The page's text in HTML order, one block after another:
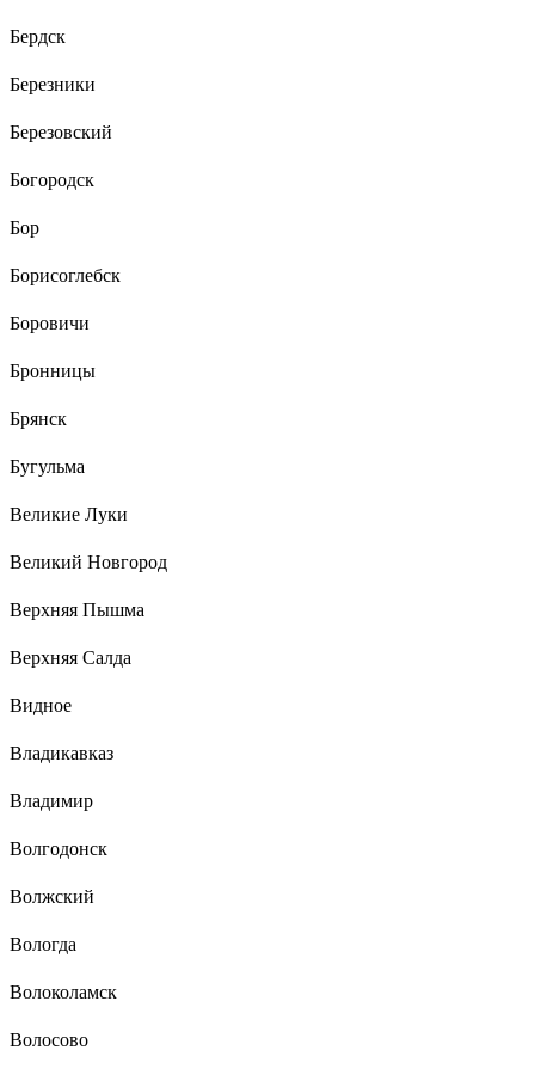
Бердск
Березники
Березовский
Богородск
Бор
Борисоглебск
Боровичи
Бронницы
Брянск
Бугульма
Великие Луки
Великий Новгород
Верхняя Пышма
Верхняя Салда
Видное
Владикавказ
Владимир
Волгодонск
Волжский
Вологда
Волоколамск
Волосово